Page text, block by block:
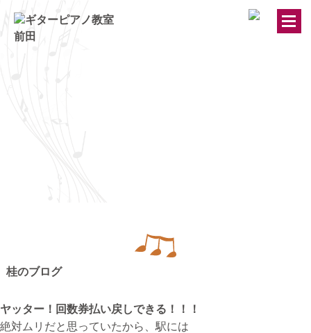
きのちゃんブログ
桂のブログ
桂のブログ
ヤッター！回数券払い戻しできる！！！
絶対ムリだと思っていたから、駅には